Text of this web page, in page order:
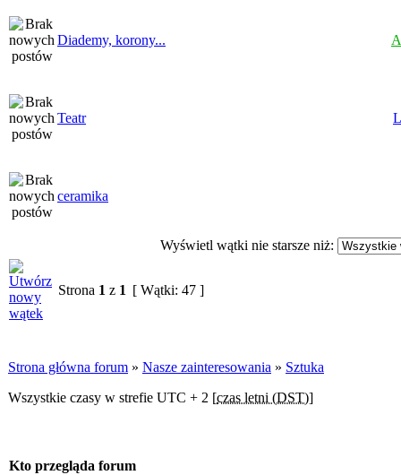
Diademy, korony...
Teatr
ceramika
Wyświetl wątki nie starsze niż:
Strona 1 z 1 [ Wątki: 47 ]
Strona główna forum » Nasze zainteresowania » Sztuka
Wszystkie czasy w strefie UTC + 2 [czas letni (DST)]
Kto przegląda forum